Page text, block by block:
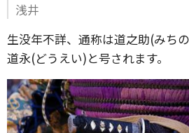
浅井
生没年不詳、通称は道之助(みち
道永(どうえい)と号されます。